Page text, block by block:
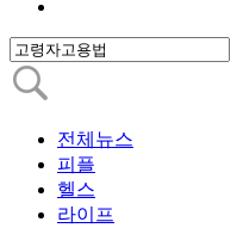
전체뉴스
피플
헬스
라이프